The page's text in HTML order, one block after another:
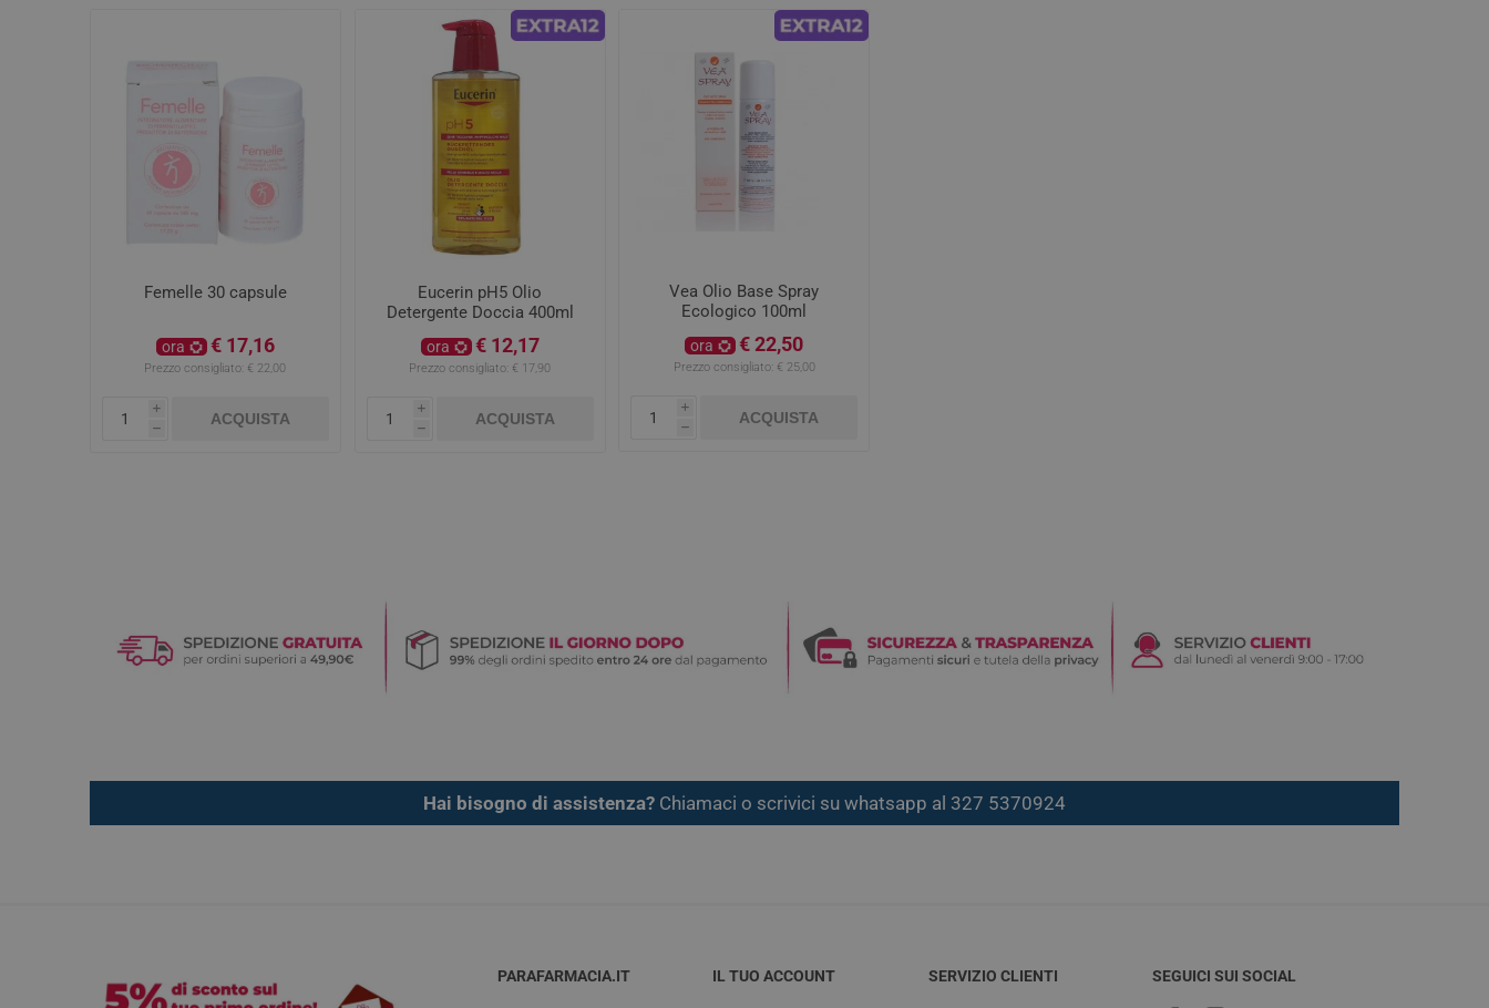
Femelle 30 capsule
ora € 17,16
Prezzo consigliato: € 22,00
i
h
ACQUISTA
Eucerin pH5 Olio
Detergente Doccia 400ml
ora € 12,17
Prezzo consigliato: € 17,90
i
h
ACQUISTA
Vea Olio Base Spray
Ecologico 100ml
ora € 22,50
Prezzo consigliato: € 25,00
i
h
ACQUISTA
Hai bisogno di assistenza? Chiamaci o scrivici su whatsapp al 327 5370924
PARAFARMACIA.IT IL TUO ACCOUNT SERVIZIO CLIENTI SEGUICI SUI SOCIAL